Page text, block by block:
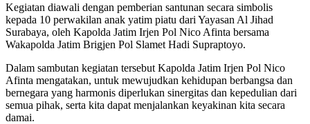
Kegiatan diawali dengan pemberian santunan secara simbolis
kepada 10 perwakilan anak yatim piatu dari Yayasan Al Jihad
Surabaya, oleh Kapolda Jatim Irjen Pol Nico Afinta bersama
Wakapolda Jatim Brigjen Pol Slamet Hadi Supraptoyo.
Dalam sambutan kegiatan tersebut Kapolda Jatim Irjen Pol Nico
Afinta mengatakan, untuk mewujudkan kehidupan berbangsa dan
bernegara yang harmonis diperlukan sinergitas dan kepedulian dari
semua pihak, serta kita dapat menjalankan keyakinan kita secara
damai.